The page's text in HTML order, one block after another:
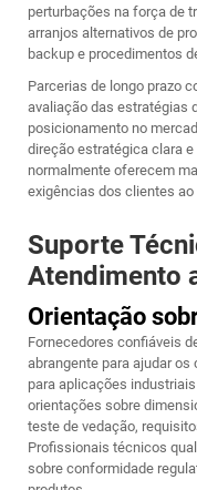
perturbações na força de
arranjos alternativos de
backup e procedimentos
Parcerias de longo prazo
avaliação das estratégias
posicionamento no
direção estratégica clara
normalmente oferecem
exigências dos clientes
Suporte
Atendimento
Orientação
Fornecedores confiáveis
abrangente para ajudar
para aplicações
orientações sobre
teste de vedação,
Profissionais técnicos
sobre conformidade